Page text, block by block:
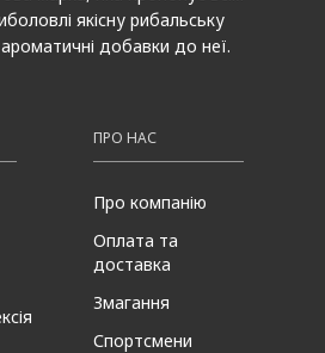
якісну рибальську
добавки до неї.
ПРО НАС
Про компанію
Оплата та
доставка
Змагання
Спортсмени